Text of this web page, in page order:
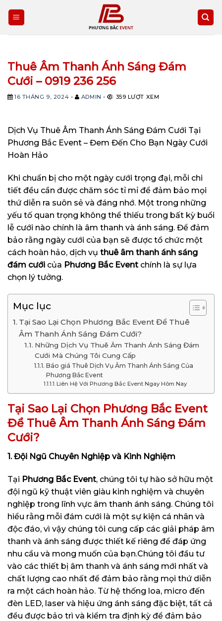
Thuê Âm Thanh Ánh Sáng Đám
Cưới – 0919 236 256
16 THÁNG 9, 2024 - ADMIN - 359 LƯỢT XEM
Dịch Vụ Thuê Âm Thanh Ánh Sáng Đám Cưới Tại
Phương Bắc Event – Đem Đến Cho Bạn Ngày Cưới
Hoàn Hảo
Khi chuẩn bị cho một ngày cưới trọng đại, mỗi chi
tiết đều cần được chăm sóc tỉ mỉ để đảm bảo mọi
thứ diễn ra suôn sẻ và đáng nhớ. Một trong những
yếu tố quan trọng không thể thiếu trong bất kỳ buổi
lễ cưới nào chính là âm thanh và ánh sáng. Để đảm
bảo rằng ngày cưới của bạn sẽ được tổ chức một
cách hoàn hảo, dịch vụ thuê âm thanh ánh sáng
đám cưới của Phương Bắc Event chính là sự lựa
chọn lý tưởng.
Mục lục
Tại Sao Lại Chọn Phương Bắc Event Để Thuê
Âm Thanh Ánh Sáng Đám Cưới?
Những Dịch Vụ Thuê Âm Thanh Ánh Sáng Đám
Cưới Mà Chúng Tôi Cung Cấp
Báo giá Thuê Dịch Vụ Âm Thanh Ánh Sáng Của
Phương Bắc Event
Liên Hệ Với Phương Bắc Event Ngay Hôm Nay
Tại Sao Lại Chọn Phương Bắc Event
Để Thuê Âm Thanh Ánh Sáng Đám
Cưới?
1. Đội Ngũ Chuyên Nghiệp và Kinh Nghiệm
Tại Phương Bắc Event, chúng tôi tự hào sở hữu một
đội ngũ kỹ thuật viên giàu kinh nghiệm và chuyên
nghiệp trong lĩnh vực âm thanh ánh sáng. Chúng tôi
hiểu rằng mỗi đám cưới là một sự kiện cá nhân và
độc đáo, vì vậy chúng tôi cung cấp các giải pháp âm
thanh và ánh sáng được thiết kế riêng để đáp ứng
nhu cầu và mong muốn của bạn.Chúng tôi đầu tư
vào các thiết bị âm thanh và ánh sáng mới nhất và
chất lượng cao nhất để đảm bảo rằng mọi thứ diễn
ra một cách hoàn hảo. Từ hệ thống loa, micro đến
đèn LED, laser và hiệu ứng ánh sáng đặc biệt, tất cả
đều được bảo trì và kiểm tra định kỳ để đảm bảo